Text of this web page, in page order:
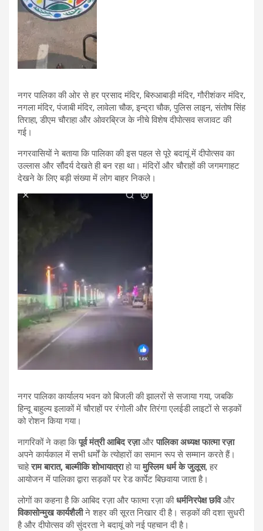
नगर पालिका की ओर से हर प्रसाद मंदिर, बिरुआबाड़ी मंदिर, गौरीशंकर मंदिर,
नगला मंदिर, पंजाबी मंदिर, लावेला चौक, इन्द्रा चौक, पुलिस लाइन, संतोष सिंह
तिराहा, डीएम चौराहा और ओवरब्रिज के नीचे विशेष दीपोत्सव सजावट की
गई।
नगरवासियों ने बताया कि पालिका की इस पहल से पूरे बदायूं में दीपोत्सव का
उल्लास और सौंदर्य देखते ही बन रहा था। मंदिरों और चौराहों की जगमगाहट
देखने के लिए बड़ी संख्या में लोग बाहर निकले।
नगर पालिका कार्यालय भवन को बिजली की झालरों से सजाया गया, जबकि
हिन्दू बाहुल्य इलाकों में चौराहों पर रंगोली और तिरंगा एलईडी लाइटों से सड़कों
को रोशन किया गया।
नागरिकों ने कहा किपूर्व मंत्री आबिद रज़ाऔरपालिका अध्यक्ष फात्मा रज़ा
अपने कार्यकाल में सभी धर्मों के त्योहारों का समान रूप से सम्मान करते हैं।
चाहेराम बारात, बाल्मीकि शोभायात्राहो यामुस्लिम धर्म के जुलूस, हर
आयोजन में पालिका द्वारा सड़कों पर रेड कार्पेट बिछवाया जाता है।
लोगों का कहना है कि आबिद रज़ा और फात्मा रज़ा कीधर्मनिरपेक्ष छविऔर
विकासोन्मुख कार्यशैलीने शहर की सूरत निखार दी है। सड़कों की दशा सुधरी
है और दीपोत्सव की सुंदरता ने बदायूं को नई पहचान दी है।